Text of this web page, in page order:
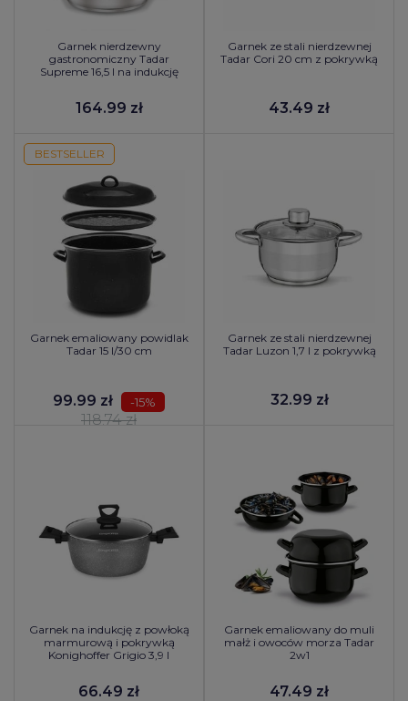
Garnek nierdzewny
gastronomiczny Tadar
Supreme 16,5 l na indukcję
164.99 zł
Garnek ze stali nierdzewnej
Tadar Cori 20 cm z pokrywką
43.49 zł
BESTSELLER
Garnek emaliowany powidlak
Tadar 15 l/30 cm
99.99 zł -15%
118.74 zł
Garnek ze stali nierdzewnej
Tadar Luzon 1,7 l z pokrywką
32.99 zł
Garnek na indukcję z powłoką
marmurową i pokrywką
Konighoffer Grigio 3,9 l
66.49 zł
Garnek emaliowany do muli
małż i owoców morza Tadar
2w1
47.49 zł